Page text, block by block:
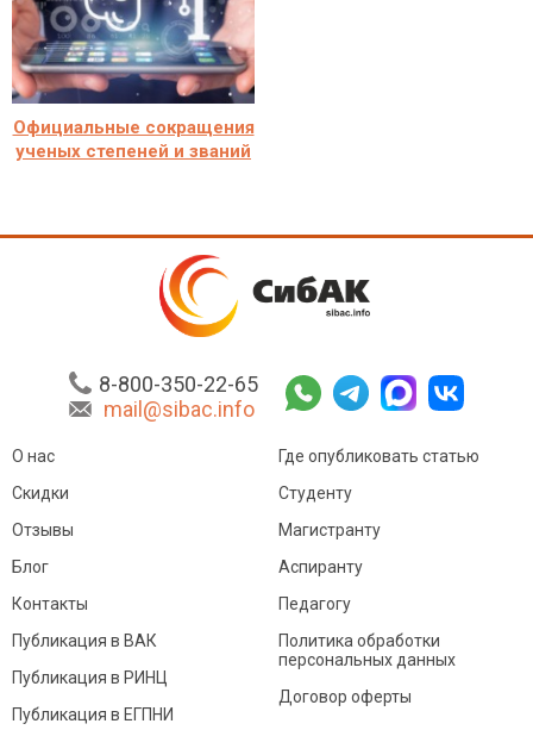
Официальные сокращения
ученых степеней и званий
8-800-350-22-65
mail@sibac.info
О нас
Скидки
Отзывы
Блог
Контакты
Где опубликовать статью
Студенту
Магистранту
Аспиранту
Педагогу
Публикация в ВАК
Публикация в РИНЦ
Публикация в ЕГПНИ
Политика обработки
персональных данных
Договор оферты